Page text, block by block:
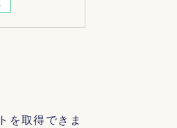
を取得できま